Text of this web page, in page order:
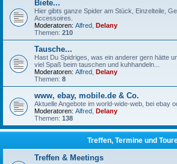
Biete...
Hier gibts ganze Spider am Stück, Einzelteile,
Accessoires.
Moderatoren: Alfred Delany
Themen: 210
Tausche...
Hast Du Spidriges, was ein anderer gern hätte
viel Spaß beim tauschen und kuhhandeln...
Moderatoren: Alfred Delany
Themen: 8
www, ebay, mobile.de & Co.
Aktuelle Angebote im world-wide-web, bei ebay
Moderatoren: Alfred Delany
Themen: 138
Treffen, Termine und
Treffen & Meetings